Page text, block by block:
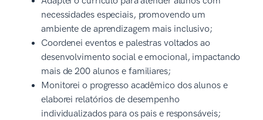
necessidades especiais, promovendo um
ambiente de aprendizagem mais inclusivo;
Coordenei eventos e palestras voltados ao
desenvolvimento social e emocional, impactando
mais de 200 alunos e familiares;
Monitorei o progresso acadêmico dos alunos e
elaborei relatórios de desempenho
individualizados para os pais e responsáveis;